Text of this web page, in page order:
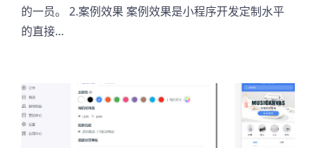
的一员。 2.案例效果 案例效果是小程序开发定制水平
的直接…